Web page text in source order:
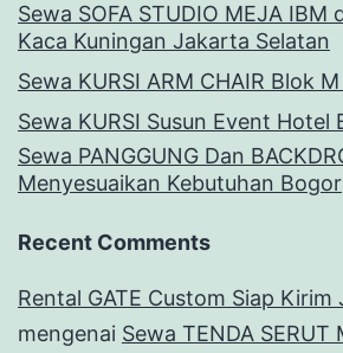
Sewa SOFA STUDIO MEJA IBM
Kaca Kuningan Jakarta Selatan
Sewa KURSI ARM CHAIR Blok
Sewa KURSI Susun Event Hotel
Sewa PANGGUNG Dan
Menyesuaikan Kebutuhan Bogor
Recent Comments
Rental GATE Custom Siap Kirim
mengenai Sewa TENDA SERUT